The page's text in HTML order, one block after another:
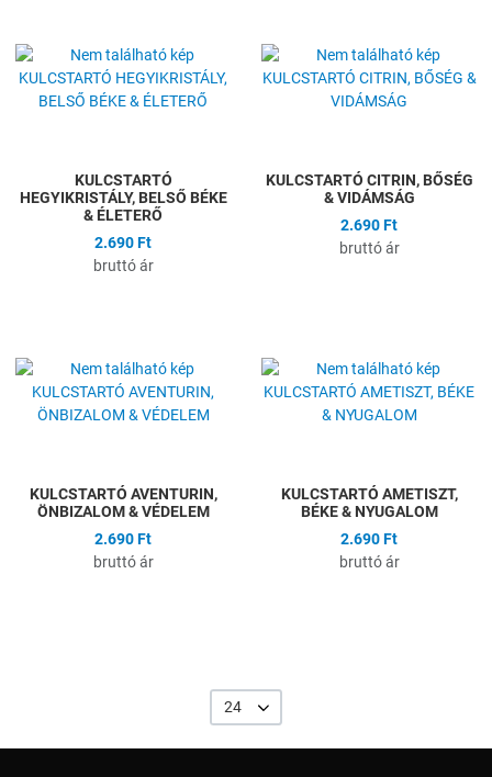
Összehasonlítás
KULCSTARTÓ
HEGYIKRISTÁLY, BELSŐ BÉKE
& ÉLETERŐ
2.690 Ft
bruttó ár
KULCSTARTÓ CITRIN, BŐSÉG
& VIDÁMSÁG
2.690 Ft
bruttó ár
Összehasonlítás
KULCSTARTÓ AVENTURIN,
ÖNBIZALOM & VÉDELEM
2.690 Ft
bruttó ár
KULCSTARTÓ AMETISZT,
BÉKE & NYUGALOM
2.690 Ft
bruttó ár
24